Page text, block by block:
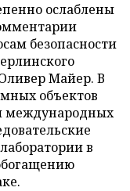
ослаблены
безопасности
Майер. В
объектов
международных
в